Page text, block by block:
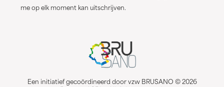
me op elk moment kan uitschrijven.
Een initiatief gecoördineerd door vzw BRUSANO © 2026